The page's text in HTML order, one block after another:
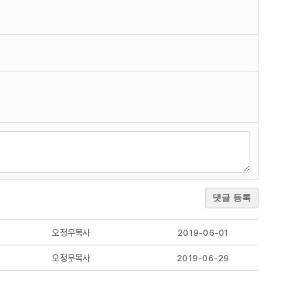
댓글 등록
오정무목사 2019-06-01
오정무목사 2019-06-29